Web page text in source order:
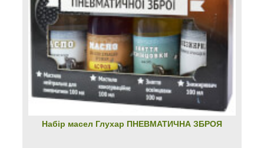
Набір масел Глухар ПНЕВМАТИЧНА ЗБРОЯ